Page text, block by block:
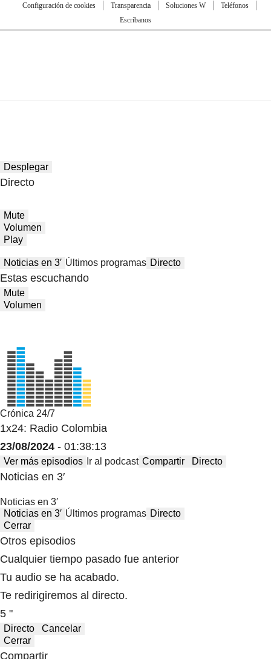
Configuración de cookies
Transparencia Soluciones W
Teléfonos
Escríbanos
Desplegar
Directo
Mute
Volumen
Play
Noticias en 3′ Últimos programas Directo
Estas escuchando
Mute
Volumen
Crónica 24/7
1x24: Radio Colombia
23/08/2024 - 01:38:13
Ver más episodios Ir al podcast Compartir Directo
Noticias en 3′
Noticias en 3′
Noticias en 3′ Últimos programas Directo
Cerrar
Otros episodios
Cualquier tiempo pasado fue anterior
Tu audio se ha acabado.
Te redirigiremos al directo.
5 "
Directo
Cancelar
Cerrar
Compartir